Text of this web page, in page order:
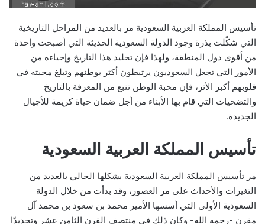
تأسيس المملكة العربية السعودية مر بالعديد من المراحل التاريخية
التي شكّلت بذرة وجود الدولة السعودية الحديثة التي أصبحت واحدة
من أقوى دول المنطقة، ولهذا فإن تخليد هذا التاريخ وإحياءه من
الأمور التي تجعل السعوديون يرتبطون أكثر بوطنهم وتبلغ محبته في
قلوبهم أكبر الأثر، فإن محبة الوطن تنبع من المعرفة بالتاريخ
والتضحيات التي قام بها الأبناء من أجل ضمان حياة كريمة للأجيال
الجديدة.
تأسيس المملكة العربية السعودية
مر تأسيس المملكة العربية السعودية بشكلها الحالي بالعديد من
التغيرات والأحداث على مر العصور، وقد بدأت من خلال الدولة
السعودية الأولى التي أسسها الأمير محمد بن سعود بن محمد آل
مقرن -رحمه الله- وكان ذلك في منتصف القرن الثامن عشر وتحديدًا